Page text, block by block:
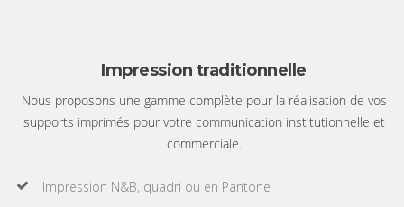
Impression traditionnelle
Nous proposons une gamme complète pour la réalisation de vos
supports imprimés pour votre communication institutionnelle et
commerciale.
Impression N&B, quadri ou en Pantone